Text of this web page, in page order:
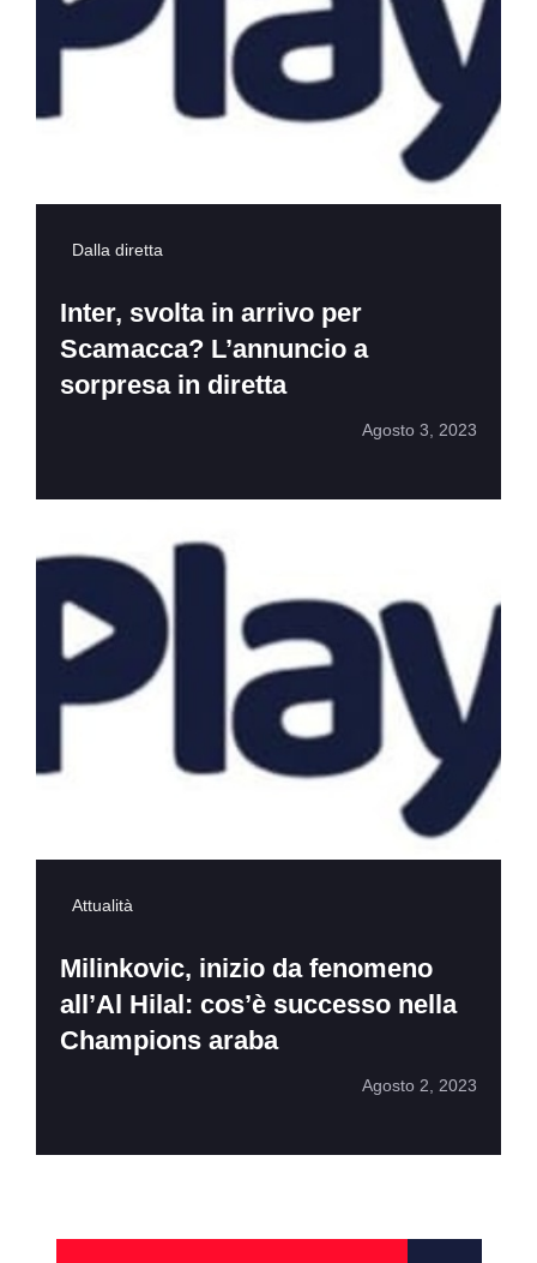
Dalla diretta
Inter, svolta in arrivo per
Scamacca? L’annuncio a
sorpresa in diretta
Agosto 3, 2023
Attualità
Milinkovic, inizio da fenomeno
all’Al Hilal: cos’è successo nella
Champions araba
Agosto 2, 2023